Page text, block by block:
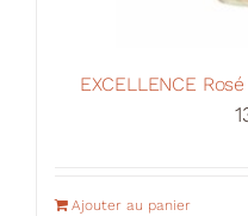
EXCELLENCE
Ajouter au panier